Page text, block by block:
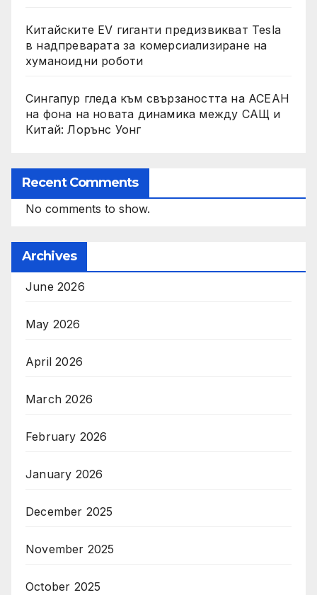
Китайските EV гиганти предизвикват Tesla
в надпреварата за комерсиализиране на
хуманоидни роботи
Сингапур гледа към свързаността на АСЕАН
на фона на новата динамика между САЩ и
Китай: Лорънс Уонг
Recent Comments
No comments to show.
Archives
June 2026
May 2026
April 2026
March 2026
February 2026
January 2026
December 2025
November 2025
October 2025